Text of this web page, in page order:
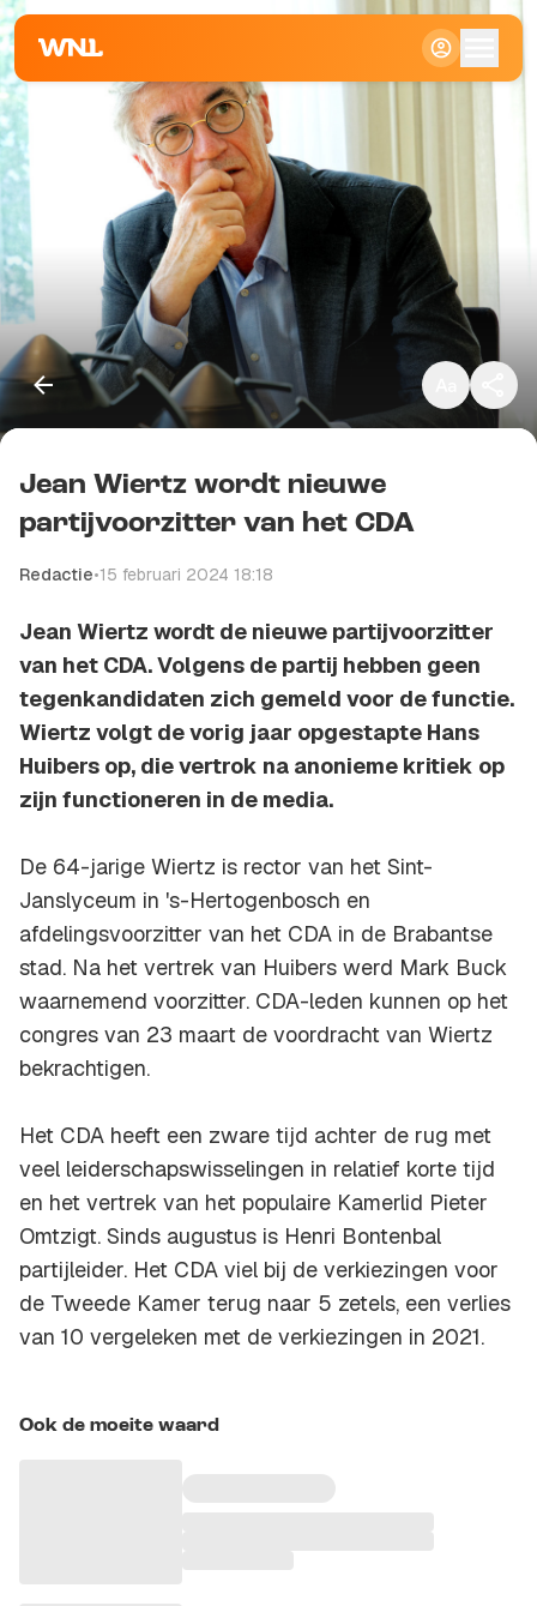
Klein
Standaard
Groot
Kopieer link
Jean Wiertz wordt nieuwe
partijvoorzitter van het CDA
Redactie•15 februari 2024 18:18
Jean Wiertz wordt de nieuwe partijvoorzitter
van het CDA. Volgens de partij hebben geen
tegenkandidaten zich gemeld voor de functie.
Wiertz volgt de vorig jaar opgestapte Hans
Huibers op, die vertrok na anonieme kritiek op
zijn functioneren in de media.
De 64-jarige Wiertz is rector van het Sint-
Janslyceum in 's-Hertogenbosch en
afdelingsvoorzitter van het CDA in de Brabantse
stad. Na het vertrek van Huibers werd Mark Buck
waarnemend voorzitter. CDA-leden kunnen op het
congres van 23 maart de voordracht van Wiertz
bekrachtigen.
Het CDA heeft een zware tijd achter de rug met
veel leiderschapswisselingen in relatief korte tijd
en het vertrek van het populaire Kamerlid Pieter
Omtzigt. Sinds augustus is Henri Bontenbal
partijleider. Het CDA viel bij de verkiezingen voor
de Tweede Kamer terug naar 5 zetels, een verlies
van 10 vergeleken met de verkiezingen in 2021.
Ook de moeite waard